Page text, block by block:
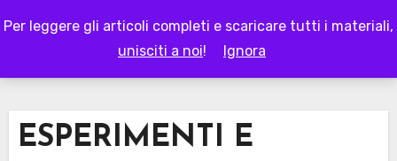
Per leggere gli articoli completi e scaricare tutti i materiali,
unisciti a noi! Ignora
to
LAPAPPADOLCE
ESPERIMENTI E